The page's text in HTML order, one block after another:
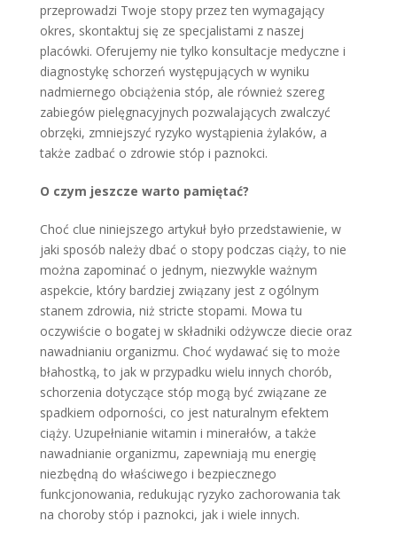
przeprowadzi Twoje stopy przez ten wymagający
okres, skontaktuj się ze specjalistami z naszej
placówki. Oferujemy nie tylko konsultacje medyczne i
diagnostykę schorzeń występujących w wyniku
nadmiernego obciążenia stóp, ale również szereg
zabiegów pielęgnacyjnych pozwalających zwalczyć
obrzęki, zmniejszyć ryzyko wystąpienia żylaków, a
także zadbać o zdrowie stóp i paznokci.
O czym jeszcze warto pamiętać?
Choć clue niniejszego artykuł było przedstawienie, w
jaki sposób należy dbać o stopy podczas ciąży, to nie
można zapominać o jednym, niezwykle ważnym
aspekcie, który bardziej związany jest z ogólnym
stanem zdrowia, niż stricte stopami. Mowa tu
oczywiście o bogatej w składniki odżywcze diecie oraz
nawadnianiu organizmu. Choć wydawać się to może
błahostką, to jak w przypadku wielu innych chorób,
schorzenia dotyczące stóp mogą być związane ze
spadkiem odporności, co jest naturalnym efektem
ciąży. Uzupełnianie witamin i minerałów, a także
nawadnianie organizmu, zapewniają mu energię
niezbędną do właściwego i bezpiecznego
funkcjonowania, redukując ryzyko zachorowania tak
na choroby stóp i paznokci, jak i wiele innych.